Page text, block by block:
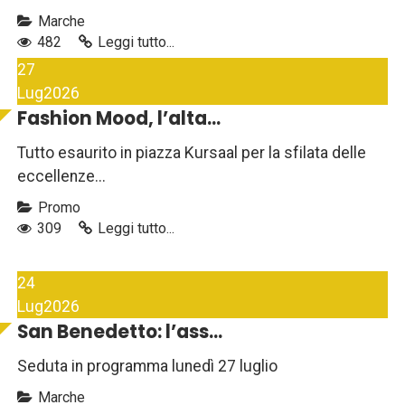
Marche
482
Leggi tutto...
27
Lug2026
Fashion Mood, l’alta...
Tutto esaurito in piazza Kursaal per la sfilata delle
eccellenze...
Promo
309
Leggi tutto...
24
Lug2026
San Benedetto: l’ass...
Seduta in programma lunedì 27 luglio
Marche